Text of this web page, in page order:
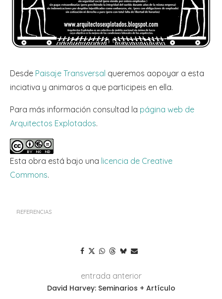
Desde Paisaje Transversal queremos aopoyar a esta
inciativa y animaros a que participeis en ella.
Para más información consultad la página web de
Arquitectos Explotados.
Esta obra está bajo una licencia de Creative
Commons.
REFERENCIAS
entrada anterior
David Harvey: Seminarios + Artículo